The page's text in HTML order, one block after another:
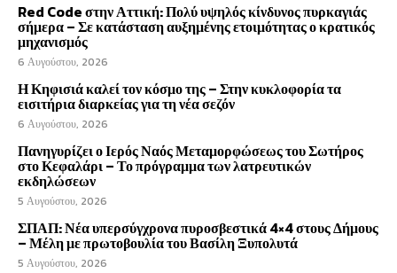
Red Code στην Αττική: Πολύ υψηλός κίνδυνος πυρκαγιάς
σήμερα – Σε κατάσταση αυξημένης ετοιμότητας ο κρατικός
μηχανισμός
6 Αυγούστου, 2026
Η Κηφισιά καλεί τον κόσμο της – Στην κυκλοφορία τα
εισιτήρια διαρκείας για τη νέα σεζόν
6 Αυγούστου, 2026
Πανηγυρίζει ο Ιερός Ναός Μεταμορφώσεως του Σωτήρος
στο Κεφαλάρι – Το πρόγραμμα των λατρευτικών
εκδηλώσεων
5 Αυγούστου, 2026
ΣΠΑΠ: Νέα υπερσύγχρονα πυροσβεστικά 4×4 στους Δήμους
– Μέλη με πρωτοβουλία του Βασίλη Ξυπολυτά
5 Αυγούστου, 2026